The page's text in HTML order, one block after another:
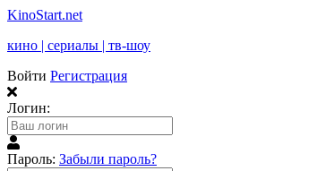
KinoStart.net
кино | сериалы | тв-шоу
Войти Регистрация
Логин:
Пароль: Забыли пароль?